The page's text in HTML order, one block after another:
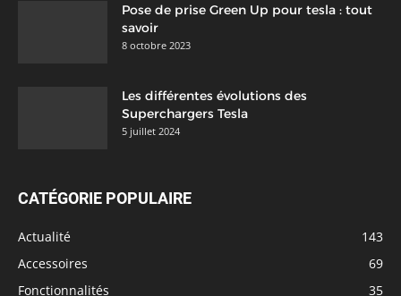
Pose de prise Green Up pour tesla : tout
savoir
8 octobre 2023
Les différentes évolutions des
Superchargers Tesla
5 juillet 2024
CATÉGORIE POPULAIRE
Actualité
143
Accessoires
69
Fonctionnalités
35